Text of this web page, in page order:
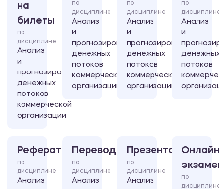
на
билеты
по
дисциплине
Анализ
и
прогнозирование
денежных
потоков
коммерческой
организации
по
дисциплине
Анализ
и
прогнозирование
денежных
потоков
коммерческой
организации
по
дисциплине
Анализ
и
прогнозирование
денежных
потоков
коммерческой
организации
по
Анализ
и
потоков
Реферат
по
дисциплине
Анализ
Перевод
по
дисциплине
Анализ
Презентация
по
дисциплине
Анализ
по